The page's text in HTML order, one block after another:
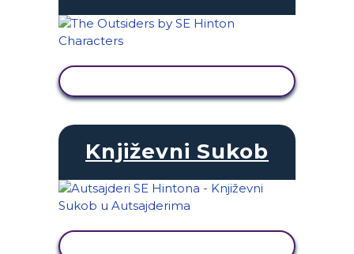
Književni Sukob